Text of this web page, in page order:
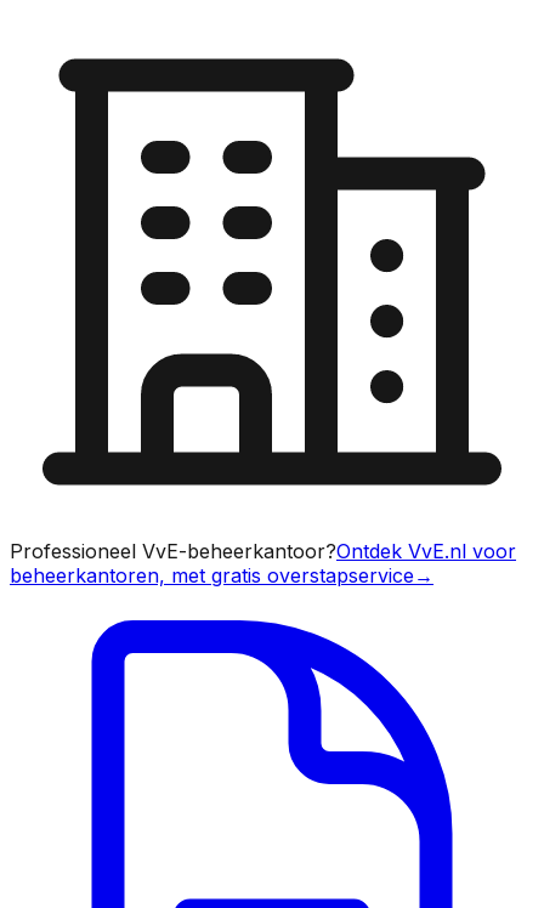
Professioneel VvE-beheerkantoor?Ontdek VvE.nl voor
beheerkantoren, met gratis overstapservice→